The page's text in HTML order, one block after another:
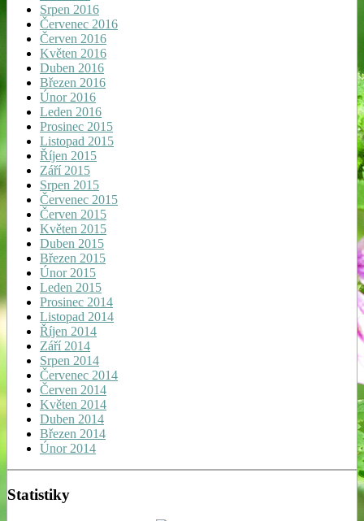
Srpen 2016
Červenec 2016
Červen 2016
Květen 2016
Duben 2016
Březen 2016
Únor 2016
Leden 2016
Prosinec 2015
Listopad 2015
Říjen 2015
Září 2015
Srpen 2015
Červenec 2015
Červen 2015
Květen 2015
Duben 2015
Březen 2015
Únor 2015
Leden 2015
Prosinec 2014
Listopad 2014
Říjen 2014
Září 2014
Srpen 2014
Červenec 2014
Červen 2014
Květen 2014
Duben 2014
Březen 2014
Únor 2014
Statistiky